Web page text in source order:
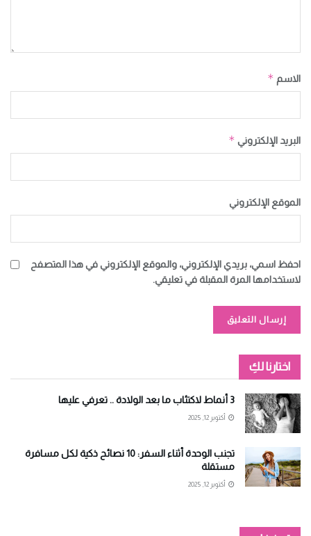
الاسم *
البريد الإلكتروني *
الموقع الإلكتروني
احفظ اسمي، بريدي الإلكتروني، والموقع الإلكتروني في هذا المتصفح
لاستخدامها المرة المقبلة في تعليقي.
Alternative:
اختارنا لكِ
3 أنماط لاكتئاب ما بعد الولادة .. تعرفي عليها
أكتوبر 12, 2025
تجنب الوحدة أثناء السفر: 10 نصائح ذكية لكل مسافرة
مستقلة
أكتوبر 12, 2025